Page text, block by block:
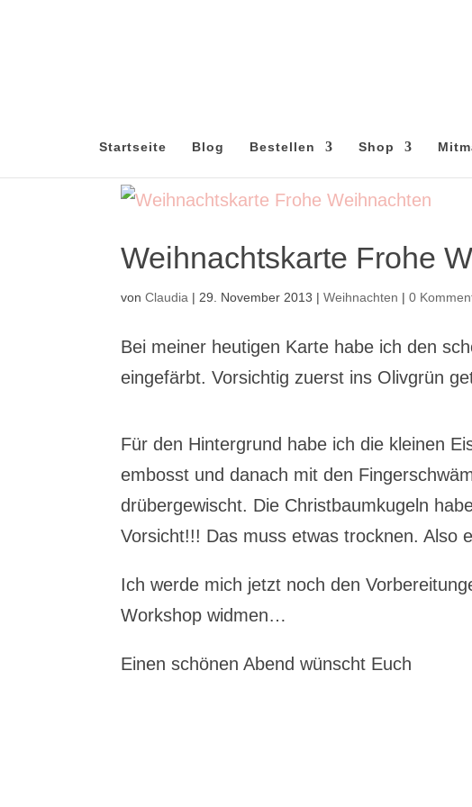
Startseite Blog Bestellen Shop
Weihnachtskarte Frohe
vonClaudia | 29. November 2013 |Weihnachten |0
Bei meiner heutigen Karte habe ich den
eingefärbt. Vorsichtig zuerst ins Olivgrün
Für den Hintergrund habe ich die kleinen
embosst und danach mit den
drübergewischt. Die Christbaumkugeln
Vorsicht!!! Das muss etwas trocknen.
Ich werde mich jetzt noch den
Workshop widmen…
Einen schönen Abend wünscht Euch